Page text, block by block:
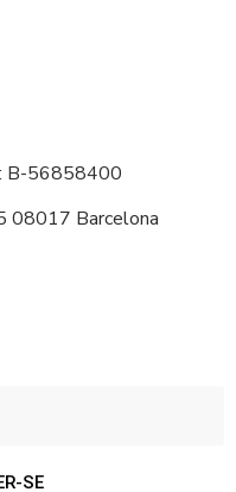
B-56858400
08017 Barcelona
SE